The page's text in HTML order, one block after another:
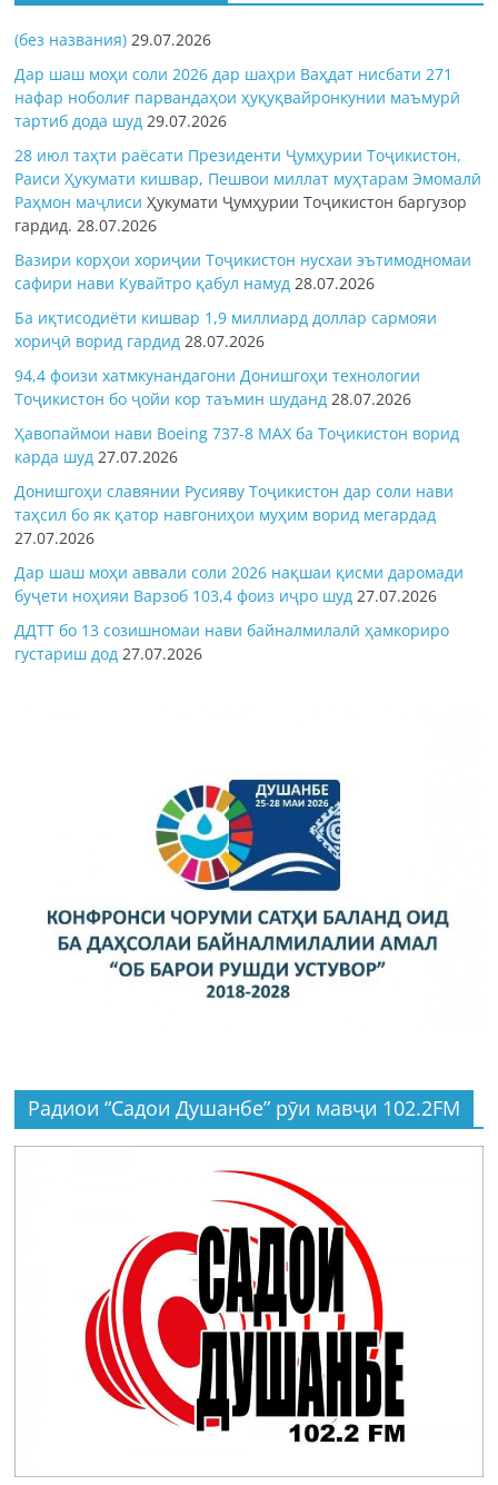
(без названия) 29.07.2026
Дар шаш моҳи соли 2026 дар шаҳри Ваҳдат нисбати 271
нафар ноболиғ парвандаҳои ҳуқуқвайронкунии маъмурӣ
тартиб дода шуд 29.07.2026
28 июл таҳти раёсати Президенти Ҷумҳурии Тоҷикистон,
Раиси Ҳукумати кишвар, Пешвои миллат муҳтарам Эмомалӣ
Раҳмон маҷлисиҲукумати Ҷумҳурии Тоҷикистон баргузор
гардид.28.07.2026
Вазири корҳои хориҷии Тоҷикистон нусхаи эътимодномаи
сафири нави Кувайтро қабул намуд 28.07.2026
Ба иқтисодиёти кишвар 1,9 миллиард доллар сармояи
хориҷӣ ворид гардид 28.07.2026
94,4 фоизи хатмкунандагони Донишгоҳи технологии
Тоҷикистон бо ҷойи кор таъмин шуданд 28.07.2026
Ҳавопаймои нави Boeing 737-8 MAX ба Тоҷикистон ворид
карда шуд 27.07.2026
Донишгоҳи славянии Русияву Тоҷикистон дар соли нави
таҳсил бо як қатор навгониҳои муҳим ворид мегардад
27.07.2026
Дар шаш моҳи аввали соли 2026 нақшаи қисми даромади
буҷети ноҳияи Варзоб 103,4 фоиз иҷро шуд 27.07.2026
ДДТТ бо 13 созишномаи нави байналмилалӣ ҳамкориро
густариш дод 27.07.2026
Радиои “Садои Душанбе” рӯи мавҷи 102.2FM